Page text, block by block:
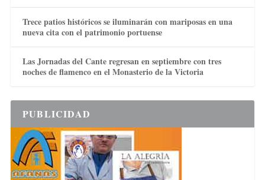
Trece patios históricos se iluminarán con mariposas en una
nueva cita con el patrimonio portuense
Las Jornadas del Cante regresan en septiembre con tres
noches de flamenco en el Monasterio de la Victoria
PUBLICIDAD